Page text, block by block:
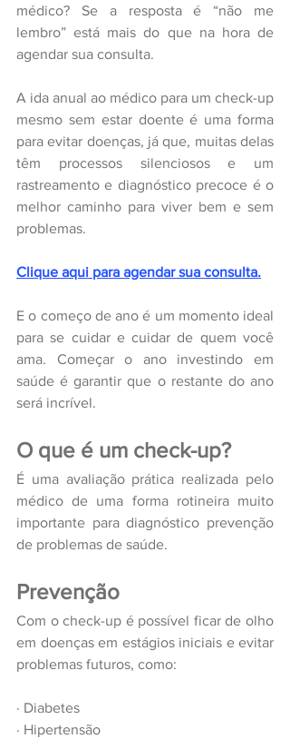
médico? Se a resposta é “não me
lembro” está mais do que na hora de
agendar sua consulta.
A ida anual ao médico para um check-up
mesmo sem estar doente é uma forma
para evitar doenças, já que, muitas delas
têm processos silenciosos e um
rastreamento e diagnóstico precoce é o
melhor caminho para viver bem e sem
problemas.
Clique aqui para agendar sua consulta.
E o começo de ano é um momento ideal
para se cuidar e cuidar de quem você
ama. Começar o ano investindo em
saúde é garantir que o restante do ano
será incrível.
O que é um check-up?
É uma avaliação prática realizada pelo
médico de uma forma rotineira muito
importante para diagnóstico prevenção
de problemas de saúde.
Prevenção
Com o check-up é possível ficar de olho
em doenças em estágios iniciais e evitar
problemas futuros, como:
· Diabetes
· Hipertensão